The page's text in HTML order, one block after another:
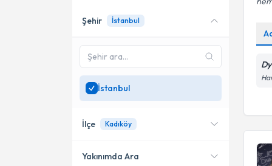
Online danışmanlık sunan
Sadeceİstanbul
uzman ara
Şehir İstanbul
İstanbul
İlçe Kadıköy
Yakınımda Ara